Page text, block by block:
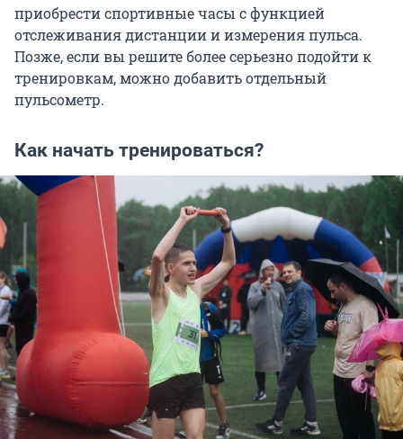
приобрести спортивные часы с функцией
отслеживания дистанции и измерения пульса.
Позже, если вы решите более серьезно подойти к
тренировкам, можно добавить отдельный
пульсометр.
Как начать тренироваться?